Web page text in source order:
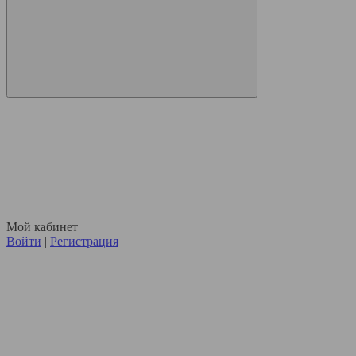
Мой кабинет
Войти | Регистрация